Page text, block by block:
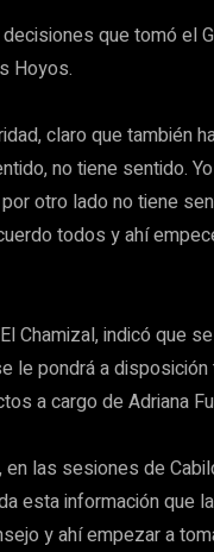
que tomó el
Hoyos.
claro que también
no tiene sentido.
otro lado no tiene
todos y ahí
Chamizal, indicó que
le pondrá a
a cargo de Adriana
las sesiones de
esta información que
y ahí empezar a